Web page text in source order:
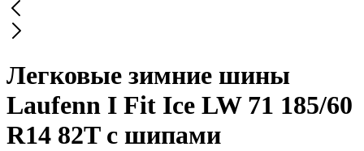
Легковые зимние шины
Laufenn I Fit Ice LW 71 185/60
R14 82T с шипами